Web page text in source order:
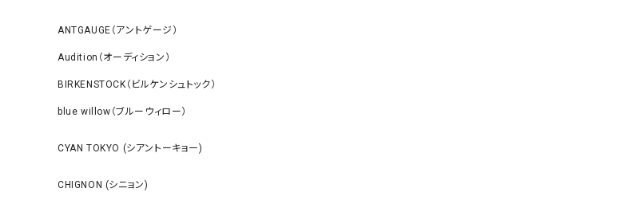
ANTGAUGE（アントゲージ）
Audition（オーディション）
BIRKENSTOCK（ビルケンシュトック）
blue willow（ブルーウィロー）
CYAN TOKYO (シアントーキョー)
CHIGNON (シニョン)